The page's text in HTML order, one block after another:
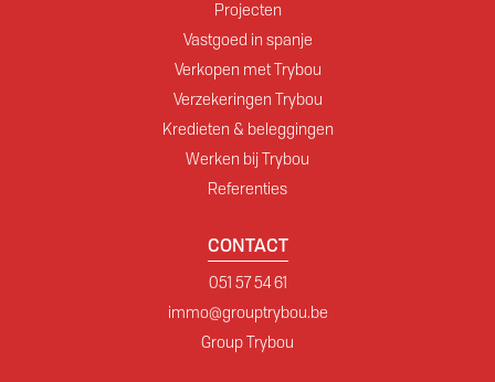
Projecten
Vastgoed in spanje
Verkopen met Trybou
Verzekeringen Trybou
Kredieten & beleggingen
Werken bij Trybou
Referenties
CONTACT
051 57 54 61
immo@grouptrybou.be
Group Trybou